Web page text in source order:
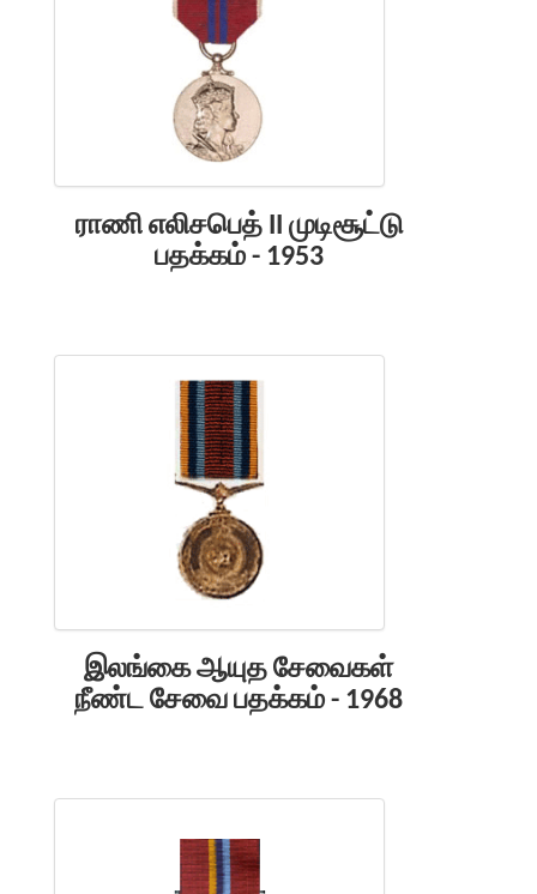
ராணி எலிசபெத் II முடிசூட்டு
பதக்கம் - 1953
இலங்கை ஆயுத சேவைகள்
நீண்ட சேவை பதக்கம் - 1968